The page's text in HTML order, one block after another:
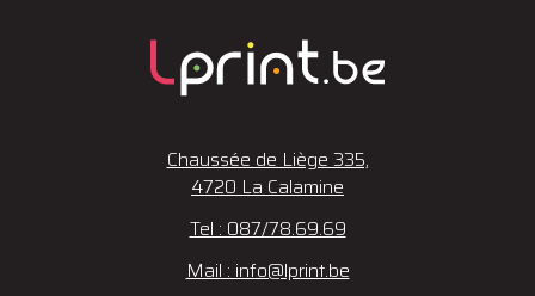
Chaussée de Liège 335,
4720 La Calamine
Tel : 087/78.69.69
Mail : info@lprint.be